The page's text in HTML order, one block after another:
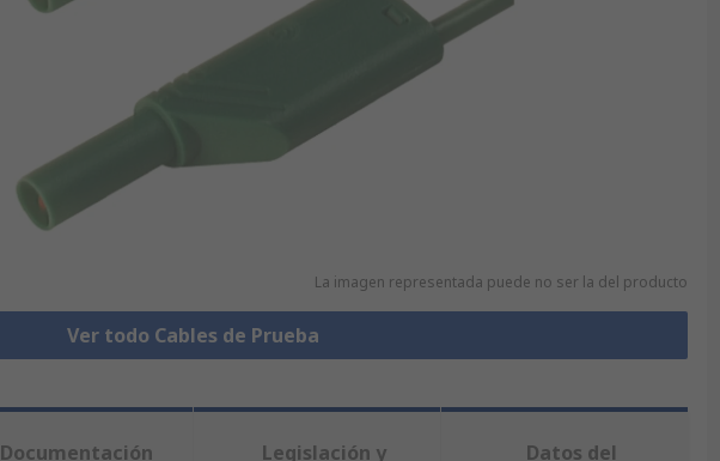
La imagen representada puede no ser la del producto
Ver todo Cables de Prueba
Documentación
Legislación y
Datos del